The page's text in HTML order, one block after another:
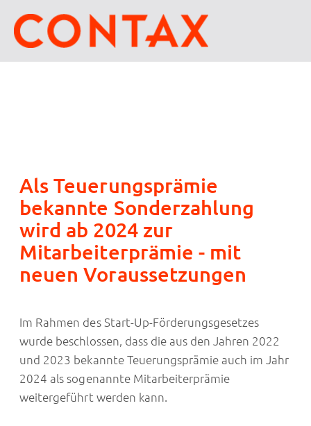
Als Teuerungsprämie
bekannte Sonderzahlung
wird ab 2024 zur
Mitarbeiterprämie - mit
neuen Voraussetzungen
Im Rahmen des Start-Up-Förderungsgesetzes
wurde beschlossen, dass die aus den Jahren 2022
und 2023 bekannte Teuerungsprämie auch im Jahr
2024 als sogenannte Mitarbeiterprämie
weitergeführt werden kann.